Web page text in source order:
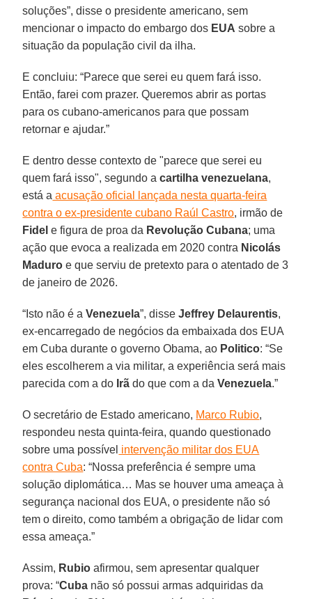
soluções”, disse o presidente americano, sem
mencionar o impacto do embargo dos EUA sobre a
situação da população civil da ilha.
E concluiu: “Parece que serei eu quem fará isso.
Então, farei com prazer. Queremos abrir as portas
para os cubano-americanos para que possam
retornar e ajudar.”
E dentro desse contexto de "parece que serei eu
quem fará isso", segundo acartilha venezuelana,
está a acusação oficial lançada nesta quarta-feira
contra o ex-presidente cubano Raúl Castro, irmão de
Fidel e figura de proa da Revolução Cubana; uma
ação que evoca a realizada em 2020 contra Nicolás
Maduro e que serviu de pretexto para o atentado de 3
de janeiro de 2026.
“Isto não é aVenezuela”, disseJeffrey Delaurentis,
ex-encarregado de negócios da embaixada dos EUA
em Cuba durante o governo Obama, ao Politico: “Se
eles escolherem a via militar, a experiência será mais
parecida com a do Irã do que com a daVenezuela.”
O secretário de Estado americano, Marco Rubio,
respondeu nesta quinta-feira, quando questionado
sobre uma possível intervenção militar dos EUA
contra Cuba: “Nossa preferência é sempre uma
solução diplomática… Mas se houver uma ameaça à
segurança nacional dos EUA, o presidente não só
tem o direito, como também a obrigação de lidar com
essa ameaça.”
Assim, Rubio afirmou, sem apresentar qualquer
prova: “Cuba não só possui armas adquiridas da